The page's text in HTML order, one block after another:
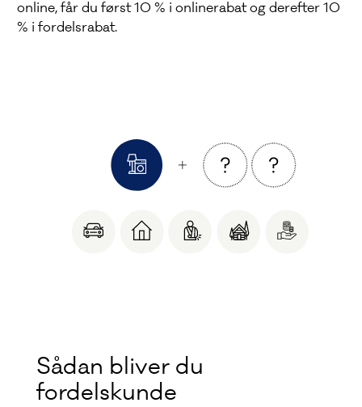
online, får du først 10 % i onlinerabat og derefter 10
% i fordelsrabat.
Sådan bliver du
fordelskunde